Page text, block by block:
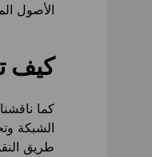
الأصول
كيف
كما
الشبكة
طريق